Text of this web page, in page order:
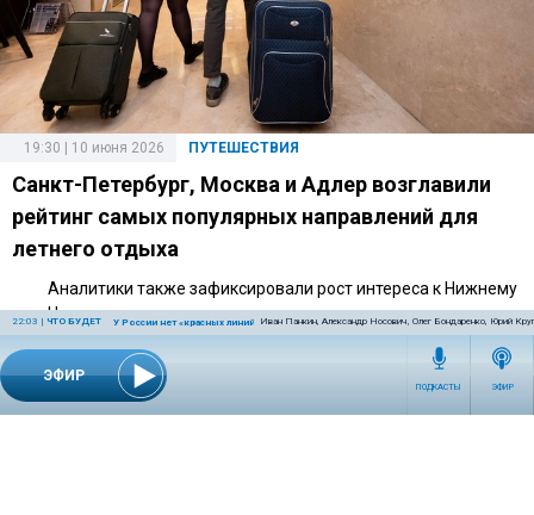
ЭФИР
22:03 | ЧТО БУДЕТ У России нет «красных линий» Иван Панкин, Александр Носович, Олег Бондаренко, Юрий
ПОДКАСТЫ ЭФИР
ПУТЕШЕСТВИЯ
19:30 | 10 июня 2026
Санкт-Петербург, Москва и Адлер возглавили
рейтинг самых популярных направлений для
летнего отдыха
Аналитики также зафиксировали рост интереса к Нижнему
Новгороду и снижение спроса на ряд курортных городов.